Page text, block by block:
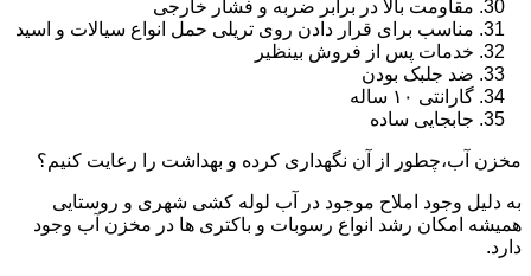
مقاومت بالا در برابر ضربه و فشار خارجی
مناسب برای قرار دادن روی تریلی حمل انواع سیالات و اسید
خدمات پس از فروش بینظیر
ضد جلبک بودن
گارانتی ۱۰ ساله
جابجایی ساده
مخزن آب،چطور از آن نگهداری کرده و بهداشت را رعایت کنیم؟
به دلیل وجود املاح موجود در آب لوله کشی شهری و روستایی
همیشه امکان رشد انواع رسوبات و باکتری ها در مخزن آب وجود
دارد.